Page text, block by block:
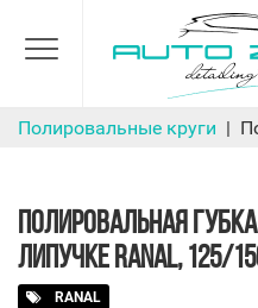
Полировальные круги
ПОЛИРОВАЛЬНАЯ
ЛИПУЧКЕ RANAL, 125/
RANAL